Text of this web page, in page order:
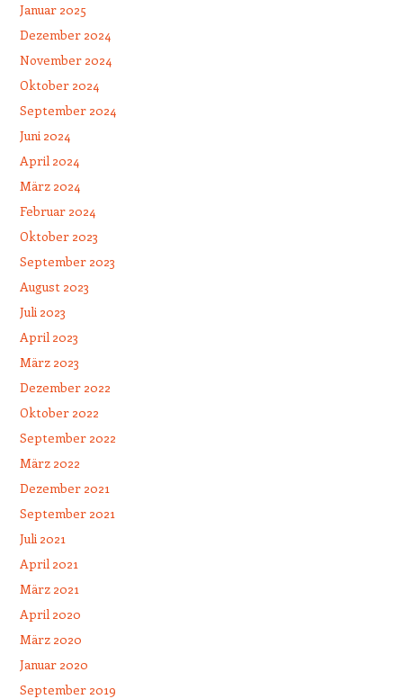
Januar 2025
Dezember 2024
November 2024
Oktober 2024
September 2024
Juni 2024
April 2024
März 2024
Februar 2024
Oktober 2023
September 2023
August 2023
Juli 2023
April 2023
März 2023
Dezember 2022
Oktober 2022
September 2022
März 2022
Dezember 2021
September 2021
Juli 2021
April 2021
März 2021
April 2020
März 2020
Januar 2020
September 2019